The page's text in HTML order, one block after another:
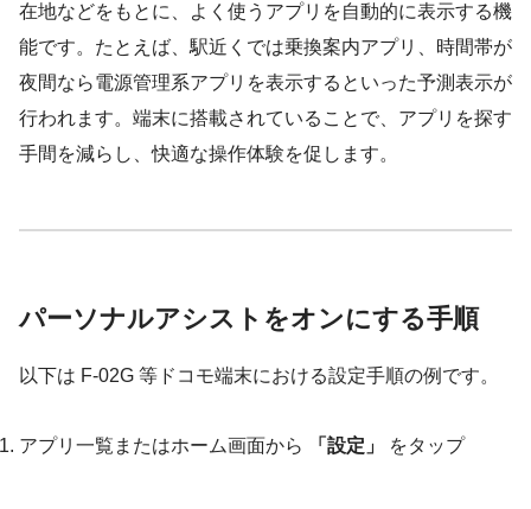
在地などをもとに、よく使うアプリを自動的に表示する機
能です。たとえば、駅近くでは乗換案内アプリ、時間帯が
夜間なら電源管理系アプリを表示するといった予測表示が
行われます。端末に搭載されていることで、アプリを探す
手間を減らし、快適な操作体験を促します。
パーソナルアシストをオンにする手順
以下は F-02G 等ドコモ端末における設定手順の例です。
アプリ一覧またはホーム画面から 「設定」 をタップ